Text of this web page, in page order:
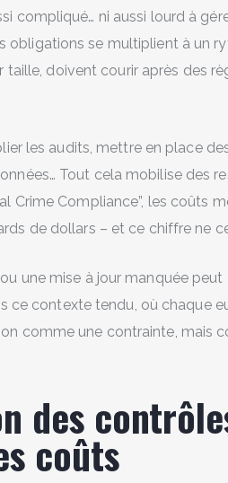
compliqué… ni aussi lourd à
obligations se multiplient à un
taille, doivent courir après des
les audits, mettre en place
Tout cela mobilise des
Crime Compliance”, les coûts
de dollars – et ce chiffre ne
une mise à jour manquée
ce contexte tendu, où chaque
comme une contrainte, mais
des
coûts